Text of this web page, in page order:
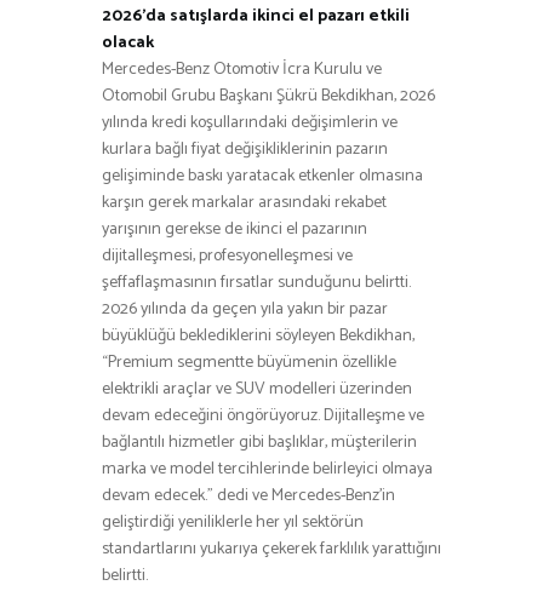
2026’da satışlarda ikinci el pazarı etkili
olacak
Mercedes-Benz Otomotiv İcra Kurulu ve
Otomobil Grubu Başkanı Şükrü Bekdikhan, 2026
yılında kredi koşullarındaki değişimlerin ve
kurlara bağlı fiyat değişikliklerinin pazarın
gelişiminde baskı yaratacak etkenler olmasına
karşın gerek markalar arasındaki rekabet
yarışının gerekse de ikinci el pazarının
dijitalleşmesi, profesyonelleşmesi ve
şeffaflaşmasının fırsatlar sunduğunu belirtti.
2026 yılında da geçen yıla yakın bir pazar
büyüklüğü beklediklerini söyleyen Bekdikhan,
“Premium segmentte büyümenin özellikle
elektrikli araçlar ve SUV modelleri üzerinden
devam edeceğini öngörüyoruz. Dijitalleşme ve
bağlantılı hizmetler gibi başlıklar, müşterilerin
marka ve model tercihlerinde belirleyici olmaya
devam edecek.” dedi ve Mercedes-Benz’in
geliştirdiği yeniliklerle her yıl sektörün
standartlarını yukarıya çekerek farklılık yarattığını
belirtti.